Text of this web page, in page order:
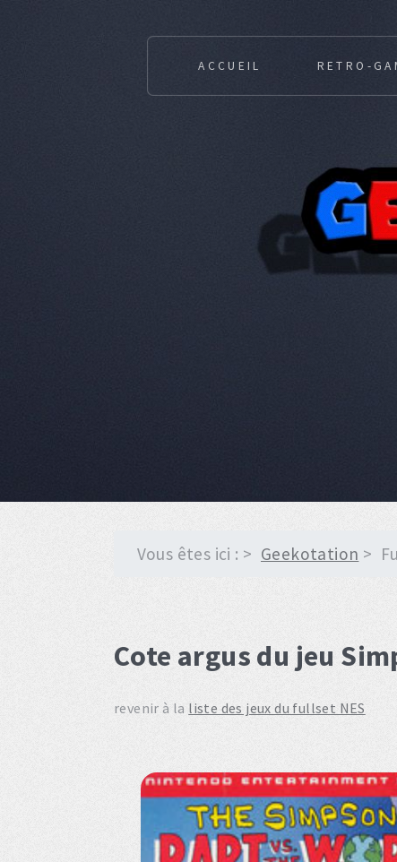
ACCUEIL RETRO-
Vous êtes ici : Geekotation
Cote argus du jeu
revenir à la liste des jeux du fullset NES